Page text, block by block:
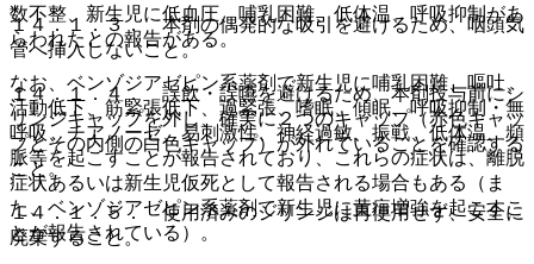
１４．１．３． 本剤の偶発的な吸引を避けるため、咽頭気
管へ挿入しないこと。
１４．１．４． 誤飲・誤嚥を避けるため、本剤投与前にシ
リンジキャップを外し、確実に２つのキャップ（赤色キャッ
プとその内側の白色キャップ）が外れていることを確認する
こと。
１４．１．５． 使用済みのシリンジは再使用せず、安全に
廃棄すること。
数不整、新生児に低血圧、哺乳困難、低体温、呼吸抑制があ
らわれたとの報告がある。
なお、ベンゾジアゼピン系薬剤で新生児に哺乳困難、嘔吐、
活動低下、筋緊張低下、過緊張、嗜眠、傾眠、呼吸抑制・無
呼吸、チアノーゼ、易刺激性、神経過敏、振戦、低体温、頻
脈等を起こすことが報告されており、これらの症状は、離脱
症状あるいは新生児仮死として報告される場合もある（ま
た、ベンゾジアゼピン系薬剤で新生児に黄疸増強を起こすこ
とが報告されている）。